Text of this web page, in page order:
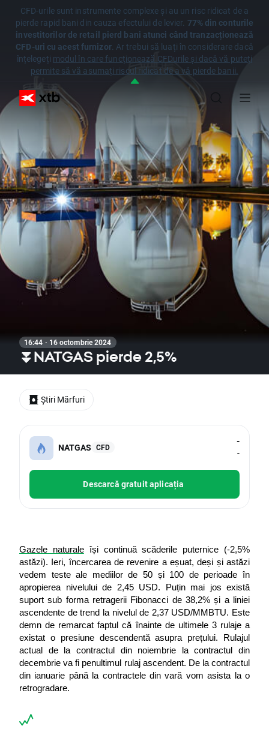
CFD-urile sunt instrumente complexe și au un risc ridicat de a
pierde rapid bani din cauza efectului de levier. 77% din conturile
investitorilor de retail pierd bani atunci când tranzacționează
CFD-uri cu acest furnizor. Ar trebui să luați în considerare dacă
înțelegeți modul în care funcționează CFDurile și dacă vă puteți
permite să vă asumați riscul ridicat de a vă pierde banii.
16:44 · 16 octombrie 2024
⏬NATGAS pierde 2,5%
NATGAS CFD
-
-
Descarcă gratuit aplicația
Gazele naturale își continuă scăderile puternice (-2,5%
astăzi). Ieri, încercarea de revenire a eșuat, deși și astăzi
vedem teste ale mediilor de 50 și 100 de perioade în
apropierea nivelului de 2,45 USD. Puțin mai jos există
suport sub forma retragerii Fibonacci de 38,2% și a liniei
ascendente de trend la nivelul de 2,37 USD/MMBTU. Este
demn de remarcat faptul că înainte de ultimele 3 rulaje a
existat o presiune descendentă asupra prețului. Rulajul
actual de la contractul din noiembrie la contractul din
decembrie va fi penultimul rulaj ascendent. De la contractul
din ianuarie până la contractele din vară vom asista la o
retrogradare.
Știri Mărfuri